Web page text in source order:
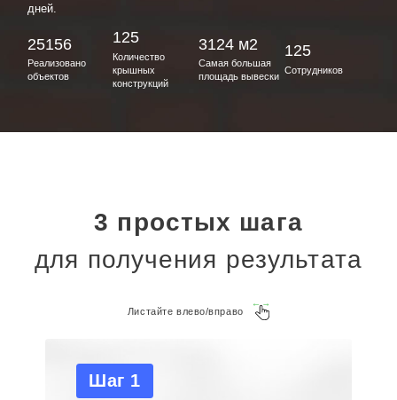
дней.
25156
Реализовано
объектов
125
Количество
крышных
конструкций
3124 м2
Самая большая
площадь вывески
125
Сотрудников
3 простых шага
для получения результата
Листайте влево/вправо
Шаг 1